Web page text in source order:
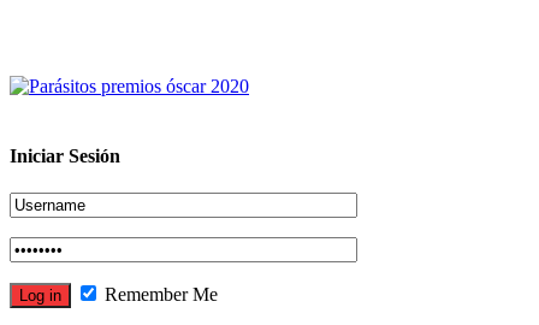
Iniciar Sesión
Remember Me